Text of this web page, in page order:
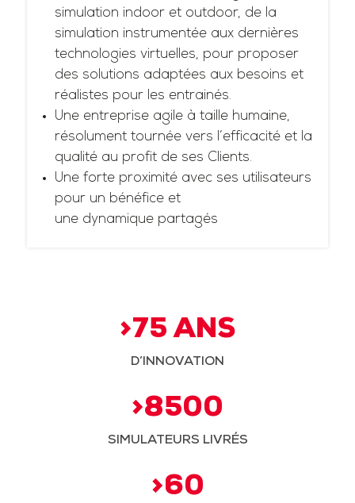
simulation indoor et outdoor, de la
simulation instrumentée aux dernières
technologies virtuelles, pour proposer
des solutions adaptées aux besoins et
réalistes pour les entrainés.
Une entreprise agile à taille humaine,
résolument tournée vers l’efficacité et la
qualité au profit de ses Clients.
Une forte proximité avec ses utilisateurs
pour un bénéfice et
une dynamique partagés
>75 ANS
D’INNOVATION
>8500
SIMULATEURS LIVRÉS
>60